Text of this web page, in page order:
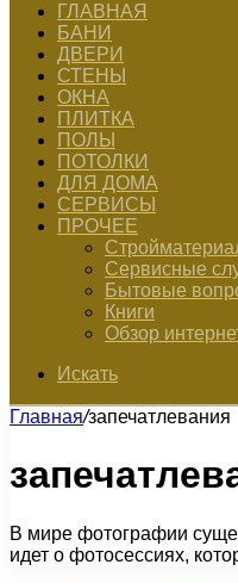
ГЛАВНАЯ
БАНИ
ДВЕРИ
СТЕНЫ
ОКНА
ПЛИТКА
ПОЛЫ
ПОТОЛКИ
ДЛЯ ДОМА
СЕРВИСЫ
ПРОЧЕЕ
Сервисные
Бытовые
Книги
Обзор
Искать
Главная/запечатлевания
В мире фотографии
идет о фотосессиях,